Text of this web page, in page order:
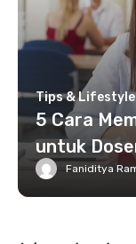
Tips & Lifestyle
5 Cara
untuk
Faniditya